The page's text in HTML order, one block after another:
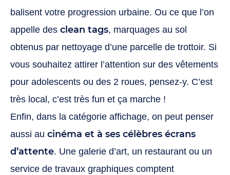
balisent votre progression urbaine. Ou ce que l’on
appelle des clean tags, marquages au sol
obtenus par nettoyage d’une parcelle de trottoir. Si
vous souhaitez attirer l’attention sur des vêtements
pour adolescents ou des 2 roues, pensez-y. C’est
très local, c’est très fun et ça marche !
Enfin, dans la catégorie affichage, on peut penser
aussi au cinéma et à ses célèbres écrans
d’attente. Une galerie d’art, un restaurant ou un
service de travaux graphiques comptent